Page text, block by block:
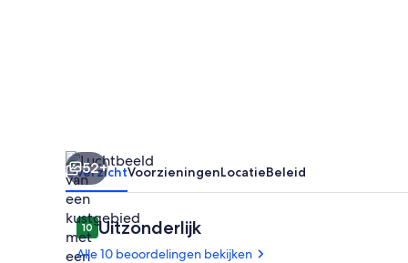
52+
OverzichtVoorzieningenLocatieBeleid
Beoordelingen
1010 op 10 –
Uitzonderlijk
Alle 10 beoordelingen bekijken